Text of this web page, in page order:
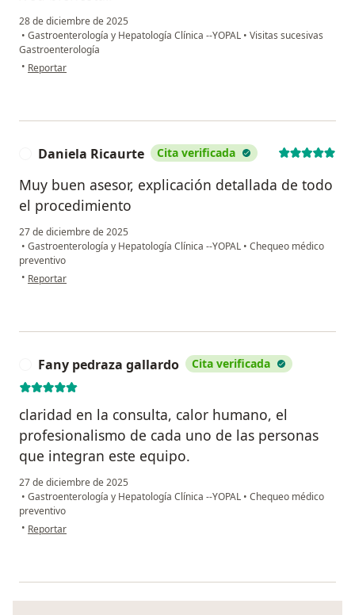
28 de diciembre de 2025
• Gastroenterología y Hepatología Clínica --YOPAL • Visitas sucesivas
Gastroenterología
• en opinión del usuario Pilar R.
Reportar
Daniela Ricaurte Cita verificada
Muy buen asesor, explicación detallada de todo
el procedimiento
27 de diciembre de 2025
• Gastroenterología y Hepatología Clínica --YOPAL • Chequeo médico
preventivo
• en opinión del usuario Daniela Ricaurte
Reportar
Fany pedraza gallardo Cita verificada
claridad en la consulta, calor humano, el
profesionalismo de cada uno de las personas
que integran este equipo.
27 de diciembre de 2025
• Gastroenterología y Hepatología Clínica --YOPAL • Chequeo médico
preventivo
• en opinión del usuario Fany pedraza gallardo
Reportar